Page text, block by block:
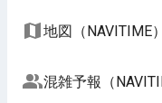
地図（NAVITIME）
混雑予報（